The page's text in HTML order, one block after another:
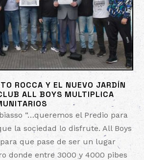
ROCCA Y EL NUEVO JARDÍN
ALL BOYS MULTIPLICA
“…queremos el Predio para
la sociedad lo disfrute. All Boys
que pase de ser un lugar
donde entre 3000 y 4000 pibes